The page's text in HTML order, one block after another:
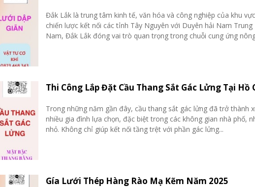
Đắk Lắk là trung tâm kinh tế, văn hóa và công nghiệp của khu
chiến lược kết nối các tỉnh Tây Nguyên với Duyên hải Nam
Nam, Đắk Lắk đóng vai trò quan trọng trong chuỗi cung ứng
Thi Công Lắp Đặt Cầu Thang Sắt Gác Lửng Tại Hồ
Trong những năm gần đây, cầu thang sắt gác lửng đã trở thành
nhiều gia đình lựa chọn, đặc biệt trong các không gian nhà phố,
nhỏ. Không chỉ giúp kết nối tầng trệt với phần gác lửng...
Gía Lưới Thép Hàng Rào Mạ Kẽm Năm 2025